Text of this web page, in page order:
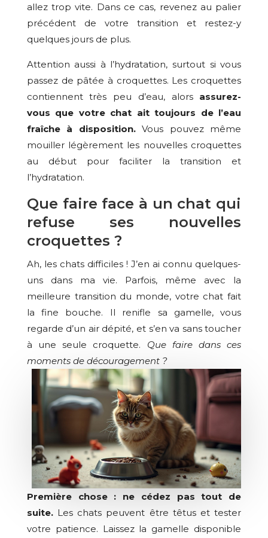
allez trop vite. Dans ce cas, revenez au palier
précédent de votre transition et restez-y
quelques jours de plus.
Attention aussi à l’hydratation, surtout si vous
passez de pâtée à croquettes. Les croquettes
contiennent très peu d’eau, alors assurez-
vous que votre chat ait toujours de l’eau
fraîche à disposition.Vous pouvez même
mouiller légèrement les nouvelles croquettes
au début pour faciliter la transition et
l’hydratation.
Que faire face à un chat qui
refuse ses nouvelles
croquettes ?
Ah, les chats difficiles ! J’en ai connu quelques-
uns dans ma vie. Parfois, même avec la
meilleure transition du monde, votre chat fait
la fine bouche. Il renifle sa gamelle, vous
regarde d’un air dépité, et s’en va sans toucher
à une seule croquette. Que faire dans ces
moments de découragement ?
Première chose : ne cédez pas tout de
suite.Les chats peuvent être têtus et tester
votre patience. Laissez la gamelle disponible